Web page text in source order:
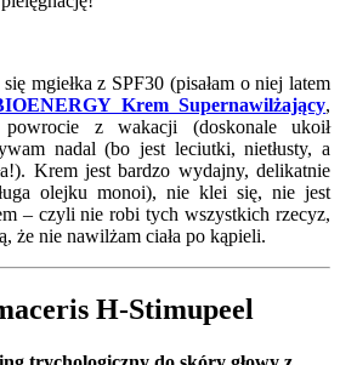
mgiełka z SPF30 (pisałam o niej latem
Krem Supernawilżający,
z wakacji (doskonale ukoił
nadal (bo jest leciutki, nietłusty, a
Krem jest bardzo wydajny, delikatnie
olejku monoi), nie klei się, nie jest
– czyli nie robi tych wszystkich rzecyz,
że nie nawilżam ciała po kąpieli.
H-Stimupeel